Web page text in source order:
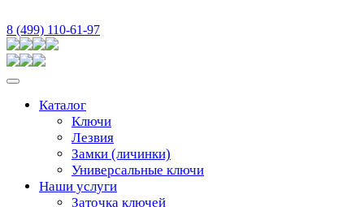
8 (499) 110-61-97
Каталог
Ключи
Лезвия
Замки (личинки)
Универсальные ключи
Наши услуги
Заточка ключей